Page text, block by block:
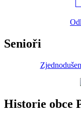
Senioři
Historie obce